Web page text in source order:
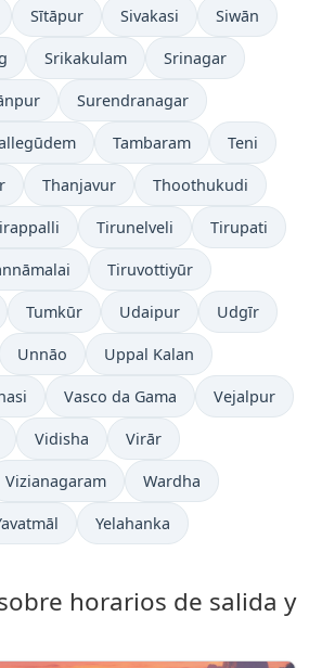
Sītāpur Sivakasi Siwān
Srikakulam Srinagar
Surendranagar
Tambaram Teni
Thanjavur Thoothukudi
Tirunelveli Tirupati
Tiruvottiyūr
Tumkūr Udaipur Udgīr
Unnāo Uppal Kalan
Vasco da Gama Vejalpur
Vidisha Virār
Vizianagaram Wardha
Yelahanka
horarios de salida y